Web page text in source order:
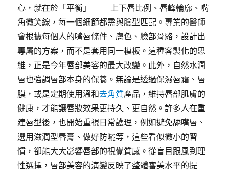
心，就在於「平衡」——上下唇比例、唇峰輪廓、嘴
角微笑線，每一個細節都需與臉型匹配。專業的醫師
會根據每個人的嘴唇條件、膚色、臉部骨骼，設計出
專屬的方案，而不是套用同一模板。這種客製化的思
維，正是今年唇部美容的最大改變。此外，自然水潤
唇也強調唇部本身的保養。無論是透過保濕唇霜、唇
膜，或是定期使用溫和去角質產品，維持唇部肌膚的
健康，才能讓唇妝效果更持久、更自然。許多人在重
建唇型後，也開始重視日常護理，例如避免舔嘴唇、
選用滋潤型唇膏、做好防曬等，這些看似微小的習
慣，卻能大大影響唇部的視覺質感。從盲目跟風到理
性選擇，唇部美容的演變反映了整體審美水平的提